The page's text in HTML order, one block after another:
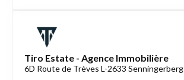
Tiro Estate - Agence Immobilière
6D Route de Trèves L-2633 Senningerberg